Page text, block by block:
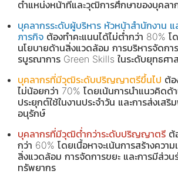
ตำแหน่งหน้าที่และวุฒิการศึกษาของบุคลา
บุคลากรระดับผู้บริหาร หัวหน้าสำนักงาน
ภารกิจ ต้องทำคะแนนได้ไม่ต่ำกว่า 80% โ
นโยบายด้านสิ่งแวดล้อม การบริหารจัดกา
รบูรณาการ Green Skills ในระดับยุทธศา
บุคลากรที่มีวุฒิระดับปริญญาตรีขึ้นไป ต้อ
ไม่น้อยกว่า 70% โดยเน้นการนำแนวคิดด้
ประยุกต์ใช้ในงานประจำวัน และการส่งเส
อนุรักษ์
บุคลากรที่มีวุฒิต่ำกว่าระดับปริญญาตรี ต้
กว่า 60% โดยเนื้อหาจะเน้นการสร้างความ
สิ่งแวดล้อม การจัดการขยะ และการมีส่วน
ทรัพยากร